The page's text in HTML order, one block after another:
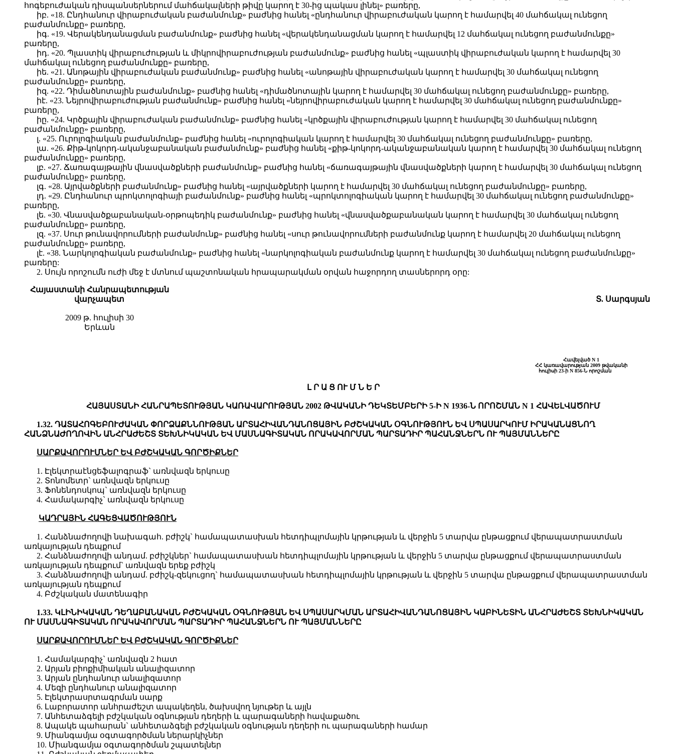
հոգեբուժական դիսպանսերներում մահճակալների թիվը կարող է 30-ից պակաս լինել» բառերը,
իբ. «18. Ընդհանուր վիրաբուժական բաժանմունք» բաժնից հանել «ընդհանուր վիրաբուժական կարող է համարվել 40 մահճակալ ունեցող
բաժանմունքը» բառերը,
իգ. «19. Վերակենդանացման բաժանմունք» բաժնից հանել «վերակենդանացման կարող է համարվել 12 մահճակալ ունեցող բաժանմունքը»
բառերը,
իդ. «20. Պլաստիկ վիրաբուժության և միկրովիրաբուժության բաժանմունք» բաժնից հանել «պլաստիկ վիրաբուժական կարող է համարվել 30
մահճակալ ունեցող բաժանմունքը» բառերը,
իե. «21. Անոթային վիրաբուժական բաժանմունք» բաժնից հանել «անոթային վիրաբուժական կարող է համարվել 30 մահճակալ ունեցող
բաժանմունքը» բառերը,
իզ. «22. Դիմածնոտային բաժանմունք» բաժնից հանել «դիմածնոտային կարող է համարվել 30 մահճակալ ունեցող բաժանմունքը» բառերը,
իէ. «23. Նեյրովիրաբուժության բաժանմունք» բաժնից հանել «նեյրովիրաբուժական կարող է համարվել 30 մահճակալ ունեցող բաժանմունքը»
բառերը,
իը. «24. Կրծքային վիրաբուժական բաժանմունք» բաժնից հանել «կրծքային վիրաբուժության կարող է համարվել 30 մահճակալ ունեցող
բաժանմունքը» բառերը,
լ. «25. Ուրոլոգիական բաժանմունք» բաժնից հանել «ուրոլոգիական կարող է համարվել 30 մահճակալ ունեցող բաժանմունքը» բառերը,
լա. «26. Քիթ-կոկորդ-ականջաբանական բաժանմունք» բաժնից հանել «քիթ-կոկորդ-ականջաբանական կարող է համարվել 30 մահճակալ ունեցող
բաժանմունքը» բառերը,
լբ. «27. Ճառագայթային վնասվածքների բաժանմունք» բաժնից հանել «ճառագայթային վնասվածքների կարող է համարվել 30 մահճակալ ունեցող
բաժանմունքը» բառերը,
լգ. «28. Այրվածքների բաժանմունք» բաժնից հանել «այրվածքների կարող է համարվել 30 մահճակալ ունեցող բաժանմունքը» բառերը,
լդ. «29. Ընդհանուր պրոկտոլոգիայի բաժանմունք» բաժնից հանել «պրոկտոլոգիական կարող է համարվել 30 մահճակալ ունեցող բաժանմունքը»
բառերը,
լե. «30. Վնասվածքաբանական-օրթոպեդիկ բաժանմունք» բաժնից հանել «վնասվածքաբանական կարող է համարվել 30 մահճակալ ունեցող
բաժանմունքը» բառերը,
լզ. «37. Սուր թունավորումների բաժանմունք» բաժնից հանել «սուր թունավորումների բաժանմունք կարող է համարվել 20 մահճակալ ունեցող
բաժանմունքը» բառերը,
լէ. «38. Նարկոլոգիական բաժանմունք» բաժնից հանել «նարկոլոգիական բաժանմունք կարող է համարվել 30 մահճակալ ունեցող բաժանմունքը»
բառերը:
2. Սույն որոշումն ուժի մեջ է մտնում պաշտոնական հրապարակման օրվան հաջորդող տասներորդ օրը:
Հայաստանի Հանրապետության
վարչապետ
Տ. Սարգսյան
2009 թ. հուլիսի 30
Երևան
Հավելված N 1
ՀՀ կառավարության 2009 թվականի
հուլիսի 23-ի N 856-Ն որոշման
Լ Ր Ա Ց ՈՒ Մ Ն Ե Ր
ՀԱՅԱՍՏԱՆԻ ՀԱՆՐԱՊԵՏՈՒԹՅԱՆ ԿԱՌԱՎԱՐՈՒԹՅԱՆ 2002 ԹՎԱԿԱՆԻ ԴԵԿՏԵՄԲԵՐԻ 5-Ի N 1936-Ն ՈՐՈՇՄԱՆ N 1 ՀԱՎԵԼՎԱԾՈՒՄ
1.32. ԴԱՏԱՀՈԳԵԲՈՒԺԱԿԱՆ ՓՈՐՁԱՔՆՆՈՒԹՅԱՆ ԱՐՏԱՀԻՎԱՆԴԱՆՈՑԱՅԻՆ ԲԺՇԿԱԿԱՆ ՕԳՆՈՒԹՅՈՒՆ ԵՎ ՍՊԱՍԱՐԿՈՒՄ ԻՐԱԿԱՆԱՑՆՈՂ
ՀԱՆՁՆԱԺՈՂՈՎԻՆ ԱՆՀՐԱԺԵՇՏ ՏԵԽՆԻԿԱԿԱՆ ԵՎ ՄԱՍՆԱԳԻՏԱԿԱՆ ՈՐԱԿԱՎՈՐՄԱՆ ՊԱՐՏԱԴԻՐ ՊԱՀԱՆՋՆԵՐՆ ՈՒ ՊԱՅՄԱՆՆԵՐԸ
ՍԱՐՔԱՎՈՐՈՒՄՆԵՐ ԵՎ ԲԺՇԿԱԿԱՆ ԳՈՐԾԻՔՆԵՐ
1. Էլեկտրաէնցեֆալոգրաֆ` առնվազն երկուսը
2. Տոնոմետր` առնվազն երկուսը
3. Ֆոնենդոսկոպ` առնվազն երկուսը
4. Համակարգիչ` առնվազն երկուսը
ԿԱԴՐԱՅԻՆ ՀԱԳԵՑՎԱԾՈՒԹՅՈՒՆ
1. Հանձնաժողովի նախագահ. բժիշկ` համապատասխան հետդիպլոմային կրթության և վերջին 5 տարվա ընթացքում վերապատրաստման
առկայության դեպքում
2. Հանձնաժողովի անդամ. բժիշկներ` համապատասխան հետդիպլոմային կրթության և վերջին 5 տարվա ընթացքում վերապատրաստման
առկայության դեպքում` առնվազն երեք բժիշկ
3. Հանձնաժողովի անդամ. բժիշկ-զեկուցող` համապատասխան հետդիպլոմային կրթության և վերջին 5 տարվա ընթացքում վերապատրաստման
առկայության դեպքում
4. Բժշկական մատենագիր
1.33. ԿԼԻՆԻԿԱԿԱՆ ԴԵՂԱԲԱՆԱԿԱՆ ԲԺՇԿԱԿԱՆ ՕԳՆՈՒԹՅԱՆ ԵՎ ՍՊԱՍԱՐԿՄԱՆ ԱՐՏԱՀԻՎԱՆԴԱՆՈՑԱՅԻՆ ԿԱԲԻՆԵՏԻՆ ԱՆՀՐԱԺԵՇՏ ՏԵԽՆԻԿԱԿԱՆ
ՈՒ ՄԱՍՆԱԳԻՏԱԿԱՆ ՈՐԱԿԱՎՈՐՄԱՆ ՊԱՐՏԱԴԻՐ ՊԱՀԱՆՋՆԵՐՆ ՈՒ ՊԱՅՄԱՆՆԵՐԸ
ՍԱՐՔԱՎՈՐՈՒՄՆԵՐ ԵՎ ԲԺՇԿԱԿԱՆ ԳՈՐԾԻՔՆԵՐ
1. Համակարգիչ` առնվազն 2 հատ
2. Արյան բիոքիմիական անալիզատոր
3. Արյան ընդհանուր անալիզատոր
4. Մեզի ընդհանուր անալիզատոր
5. Էլեկտրասրտագրման սարք
6. Լաբորատոր անհրաժեշտ ապակեղեն, ծախսվող նյութեր և այլն
7. Անհետաձգելի բժշկական օգնության դեղերի և պարագաների հավաքածու
8. Ապակե պահարան` անհետաձգելի բժշկական օգնության դեղերի ու պարագաների համար
9. Միանգամյա օգտագործման ներարկիչներ
10. Միանգամյա օգտագործման շպատելներ